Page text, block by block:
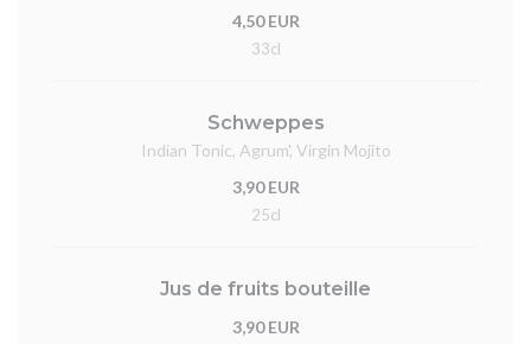
4,50 EUR
33cl
Schweppes
Indian Tonic, Agrum', Virgin Mojito
3,90 EUR
25cl
Jus de fruits bouteille
3,90 EUR